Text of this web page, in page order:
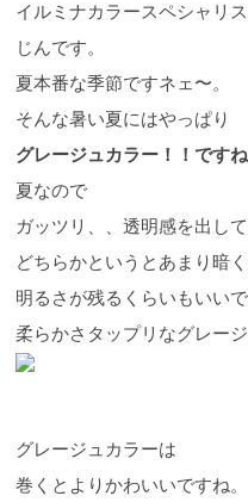
イルミナカラースペシャリ
じんです。
夏本番な季節ですネェ〜。
そんな暑い夏にはやっぱり
グレージュカラー！！ですね
夏なので
ガッツリ、、透明感を出して
どちらかというとあまり暗
明るさが残るくらいもいいで
柔らかさタップリなグレージ
グレージュカラーは
巻くとよりかわいいですね。